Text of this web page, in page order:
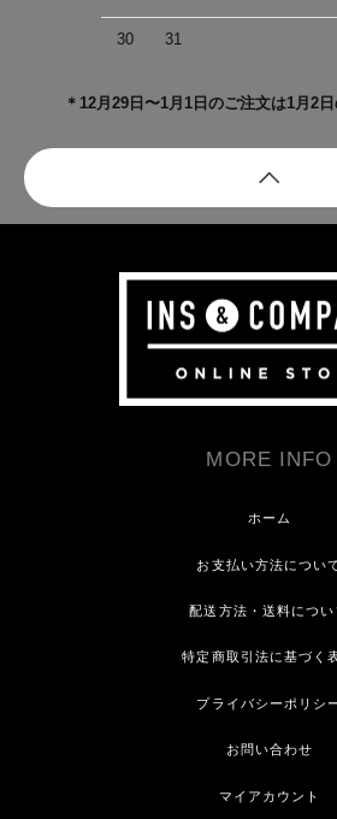
30 31
＊12月29日〜1月1日のご注文は1月2日
MORE INFO
ホーム
お支払い方法につい
配送方法・送料につい
特定商取引法に基づく
プライバシーポリシ
お問い合わせ
マイアカウント